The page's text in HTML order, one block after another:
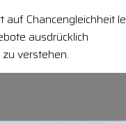
auf Chancengleichheit
ausdrücklich
verstehen.